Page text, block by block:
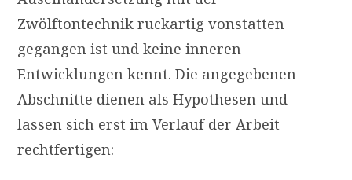
Zwölftontechnik ruckartig vonstatten
gegangen ist und keine inneren
Entwicklungen kennt. Die angegebenen
Abschnitte dienen als Hypothesen und
lassen sich erst im Verlauf der Arbeit
rechtfertigen: